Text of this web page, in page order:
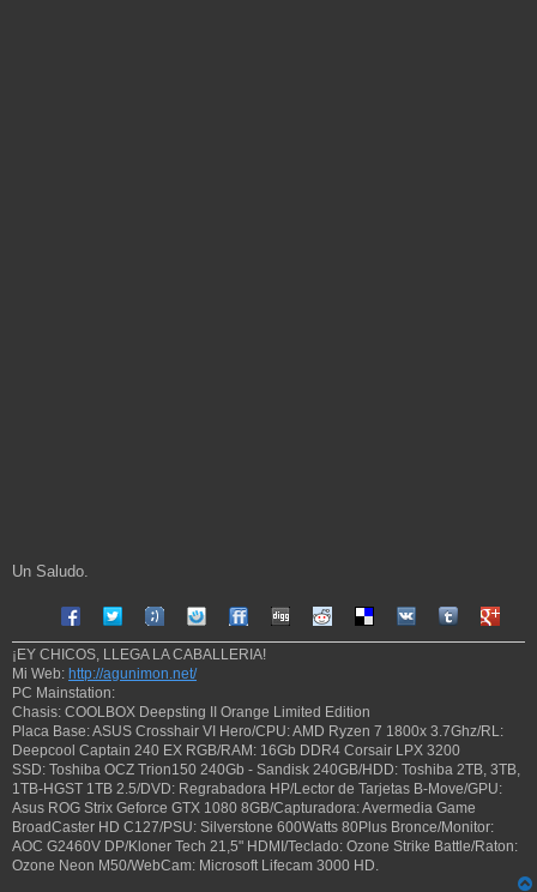
Un Saludo.
Compartir en Facebook
Compartir en Twitter
Compartir en Tuenti
Compartir en Sonico
Compartir en FriendFeed
Compartir en Digg
Compartir en Reddit
Compartir en Delicious
Compartir en VK
Compartir
¡EY CHICOS, LLEGA LA CABALLERIA!
Mi Web: http://agunimon.net/
PC Mainstation:
Chasis: COOLBOX Deepsting II Orange Limited Edition
Placa Base: ASUS Crosshair VI Hero/CPU: AMD Ryzen 7 1800x 3.7Ghz/RL:
Deepcool Captain 240 EX RGB/RAM: 16Gb DDR4 Corsair LPX 3200
SSD: Toshiba OCZ Trion150 240Gb - Sandisk 240GB/HDD: Toshiba 2TB, 3TB,
1TB-HGST 1TB 2.5/DVD: Regrabadora HP/Lector de Tarjetas B-Move/GPU:
Asus ROG Strix Geforce GTX 1080 8GB/Capturadora: Avermedia Game
BroadCaster HD C127/PSU: Silverstone 600Watts 80Plus Bronce/Monitor:
AOC G2460V DP/Kloner Tech 21,5" HDMI/Teclado: Ozone Strike Battle/Raton:
Ozone Neon M50/WebCam: Microsoft Lifecam 3000 HD.